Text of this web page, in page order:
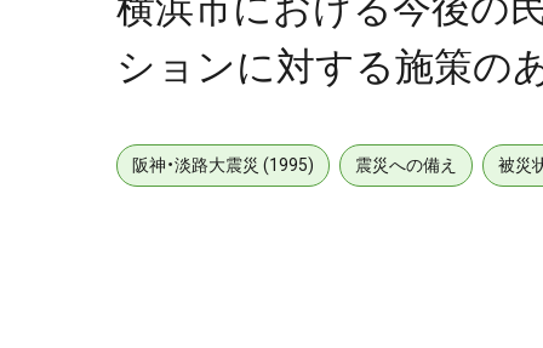
ションに対する施策の
阪神・淡路大震災 (1995) 震災への備え 被災